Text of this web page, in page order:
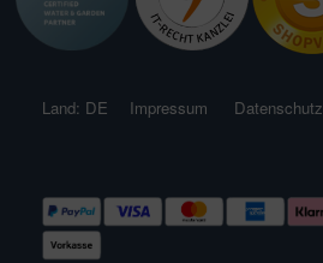
Land: DE Impressum Datenschutz